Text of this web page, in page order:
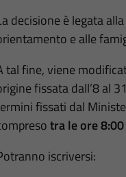
decisione è legata
e alle
tal fine, viene
fissata dall’8 al
fissati dal
tra le ore
iscriversi: